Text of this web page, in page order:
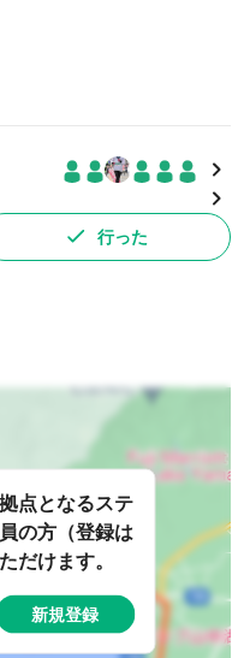
行った
点となるステ
の方（登録は
だけます。
新規登録